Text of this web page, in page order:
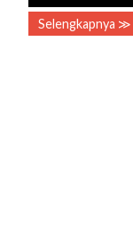
Selengkapnya ≫